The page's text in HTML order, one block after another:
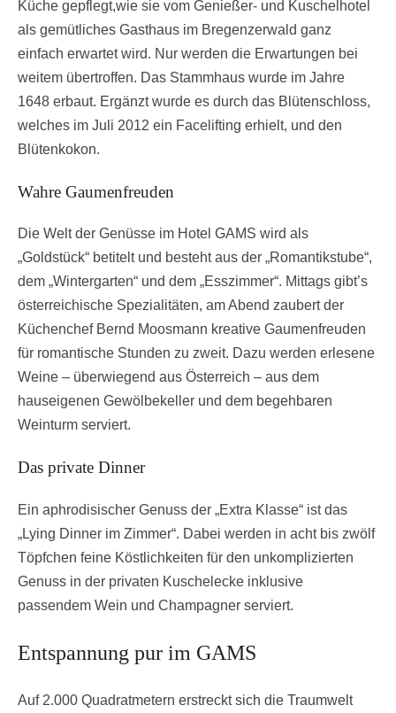
Küche gepflegt,wie sie vom Genießer- und Kuschelhotel
als gemütliches Gasthaus im Bregenzerwald ganz
einfach erwartet wird. Nur werden die Erwartungen bei
weitem übertroffen. Das Stammhaus wurde im Jahre
1648 erbaut. Ergänzt wurde es durch das Blütenschloss,
welches im Juli 2012 ein Facelifting erhielt, und den
Blütenkokon.
Wahre Gaumenfreuden
Die Welt der Genüsse im Hotel GAMS wird als
„Goldstück“ betitelt und besteht aus der „Romantikstube“,
dem „Wintergarten“ und dem „Esszimmer“. Mittags gibt’s
österreichische Spezialitäten, am Abend zaubert der
Küchenchef Bernd Moosmann kreative Gaumenfreuden
für romantische Stunden zu zweit. Dazu werden erlesene
Weine – überwiegend aus Österreich – aus dem
hauseigenen Gewölbekeller und dem begehbaren
Weinturm serviert.
Das private Dinner
Ein aphrodisischer Genuss der „Extra Klasse“ ist das
„Lying Dinner im Zimmer“. Dabei werden in acht bis zwölf
Töpfchen feine Köstlichkeiten für den unkomplizierten
Genuss in der privaten Kuschelecke inklusive
passendem Wein und Champagner serviert.
Entspannung pur im GAMS
Auf 2.000 Quadratmetern erstreckt sich die Traumwelt